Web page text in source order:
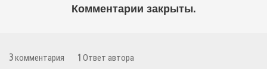
Комментарии закрыты.
3комментария 1 Ответ автора